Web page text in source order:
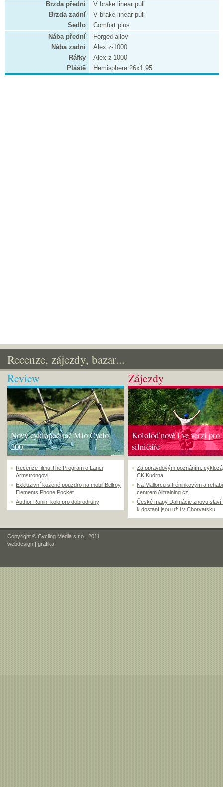
Brzda přední
V brake linear pull
Brzda zadní
V brake linear pull
Sedlo
Comfort plus
Nába přední
Forged alloy
Nába zadní
Alex z-1000
Ráfky
Alex z-1000
Pláště
Hemisphere 26x1,95
Recenze, zájezdy, bazar...
Review
Nový cyklopočítač Mio Cyclo
200
Recenze filmu The Program o Lanci
Armstrongovi
Exkluzivní kožené pouzdro na mobil Bellroy
Elements Phone Pocket
Author Ronin: kolo pro dobrodruhy
Zájezdy
Kololoď nově i ve verzi pro
silničáře
Za opravdovým poznáním:
CK Kudrna
Na Mallorcu s tréninkovým a
centrem Alltraining.cz
České mapy Dalmácie znovu slaví
k dostání jsou už i v Chorvatsku
Copyright © Cycling Media s.r.o., 2011
webdesign | grafika